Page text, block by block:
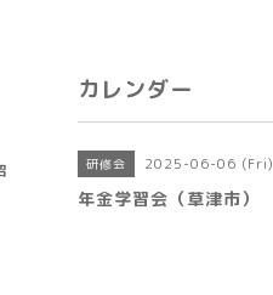
カレンダー
研修会 2025-06-06 (Fri)
年金学習会（草津市）